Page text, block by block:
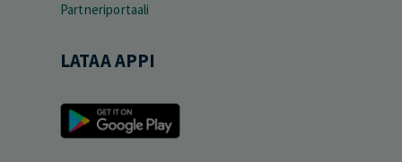
Partneriportaali
LATAA APPI